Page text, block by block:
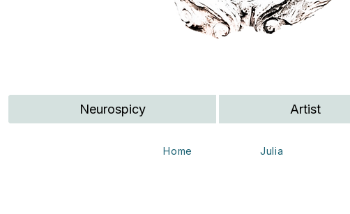
Neurospicy Artist
Home Julia